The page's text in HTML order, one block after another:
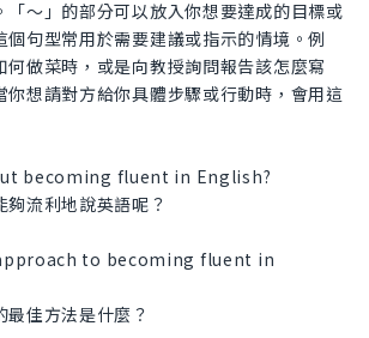
「～」的部分可以放入你想要達成的目標或
個句型常用於需要建議或指示的情境。例
何做菜時，或是向教授詢問報告該怎麼寫
你想請對方給你具體步驟或行動時，會用這
becoming fluent in English?
流利地說英語呢？
to becoming fluent in
佳方法是什麼？